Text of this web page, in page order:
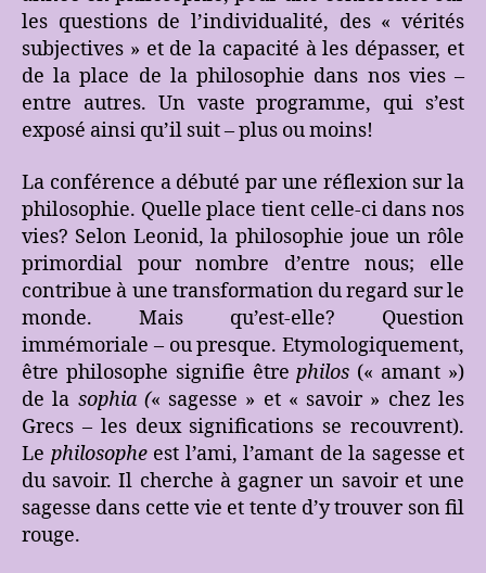
les questions de l’individualité, des « vérités
subjectives » et de la capacité à les dépasser, et
de la place de la philosophie dans nos vies –
entre autres. Un vaste programme, qui s’est
exposé ainsi qu’il suit – plus ou moins!
La conférence a débuté par une réflexion sur la
philosophie. Quelle place tient celle-ci dans nos
vies? Selon Leonid, la philosophie joue un rôle
primordial pour nombre d’entre nous; elle
contribue à une transformation du regard sur le
monde. Mais qu’est-elle? Question
immémoriale – ou presque. Etymologiquement,
être philosophe signifie êtrephilos (« amant »)
de la sophia (« sagesse » et « savoir » chez les
Grecs – les deux significations se recouvrent).
Le philosophe est l’ami, l’amant de la sagesse et
du savoir. Il cherche à gagner un savoir et une
sagesse dans cette vie et tente d’y trouver son fil
rouge.